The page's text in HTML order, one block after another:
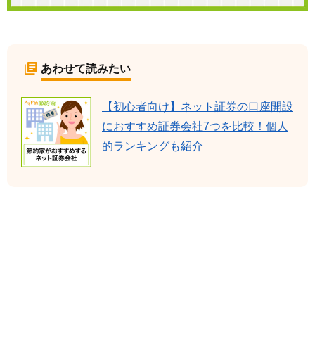
あわせて読みたい
【初心者向け】ネット証券の口座開設
におすすめ証券会社7つを比較！個人
的ランキングも紹介